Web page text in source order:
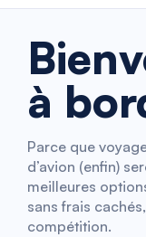
à
Parce que
d’avion (enfin)
meilleures
sans frais
compétition.